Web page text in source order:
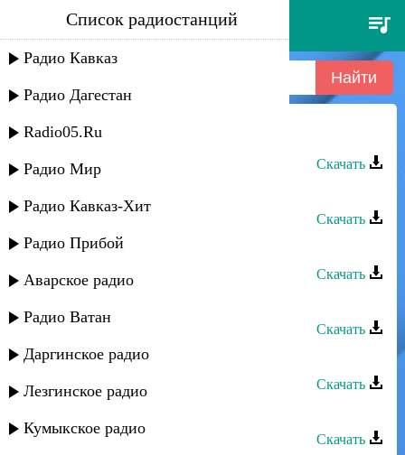
лейла алиева - къумукъ къыз
Список радиостанций
Радио Кавказ
Радио Дагестан
Radio05.Ru
Радио Мир
Радио Кавказ-Хит
Радио Прибой
Аварское радио
Радио Ватан
Даргинское радио
Лезгинское радио
Кумыкское радио
Лейла Алиева - Къумукъ къыз
Скачать
Скачать
Лейла Алиева - Кумыкский народ
Скачать
Скачать
Лейла Алиева - Чечегим
Скачать
Скачать